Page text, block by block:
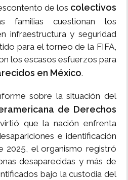
de los colectivos
familias cuestionan los
infraestructura y seguridad
para el torneo de la FIFA,
los escasos esfuerzos para
en México.
sobre la situación del
de Derechos
que la nación enfrenta
e identificación
2025, el organismo registró
desaparecidas y más de
bajo la custodia del